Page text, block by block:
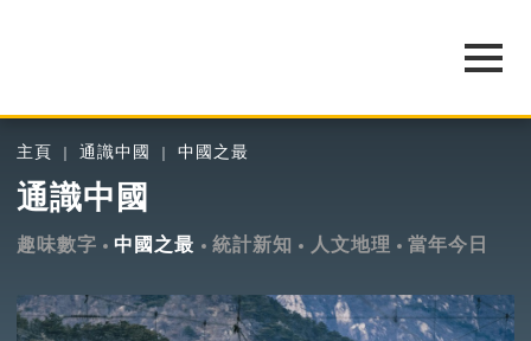
主頁 通識中國 中國之最
通識中國
趣味數字 中國之最 統計新知 人文地理 當年今日